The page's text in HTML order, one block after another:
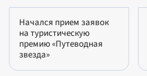
Начался прием заявок
на туристическую
премию «Путеводная
звезда»